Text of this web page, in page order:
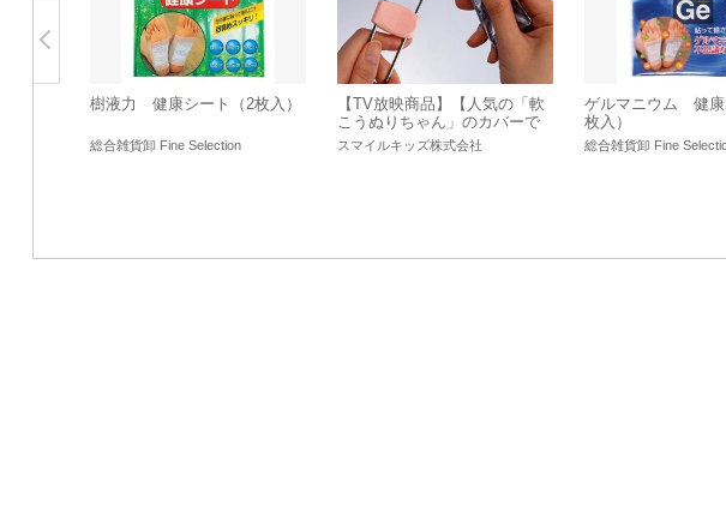
樹液力 健康シート（2枚入）
総合雑貨卸 Fine Selection
【TV放映商品】【人気の「軟
こうぬりちゃん」のカバーで
す】軟こうぬりちゃん専用取
替えパッド
スマイルキッズ株式会社
ゲルマニウム 健康
枚入）
総合雑貨卸 Fine